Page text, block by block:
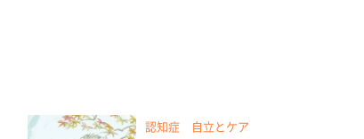
認知症 自立とケア